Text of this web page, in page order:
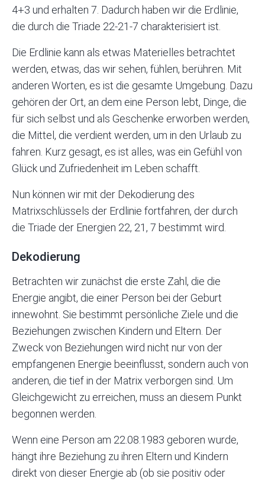
4+3 und erhalten 7. Dadurch haben wir die Erdlinie,
die durch die Triade 22-21-7 charakterisiert ist.
Die Erdlinie kann als etwas Materielles betrachtet
werden, etwas, das wir sehen, fühlen, berühren. Mit
anderen Worten, es ist die gesamte Umgebung. Dazu
gehören der Ort, an dem eine Person lebt, Dinge, die
für sich selbst und als Geschenke erworben werden,
die Mittel, die verdient werden, um in den Urlaub zu
fahren. Kurz gesagt, es ist alles, was ein Gefühl von
Glück und Zufriedenheit im Leben schafft.
Nun können wir mit der Dekodierung des
Matrixschlüssels der Erdlinie fortfahren, der durch
die Triade der Energien 22, 21, 7 bestimmt wird.
Dekodierung
Betrachten wir zunächst die erste Zahl, die die
Energie angibt, die einer Person bei der Geburt
innewohnt. Sie bestimmt persönliche Ziele und die
Beziehungen zwischen Kindern und Eltern. Der
Zweck von Beziehungen wird nicht nur von der
empfangenen Energie beeinflusst, sondern auch von
anderen, die tief in der Matrix verborgen sind. Um
Gleichgewicht zu erreichen, muss an diesem Punkt
begonnen werden.
Wenn eine Person am 22.08.1983 geboren wurde,
hängt ihre Beziehung zu ihren Eltern und Kindern
direkt von dieser Energie ab (ob sie positiv oder